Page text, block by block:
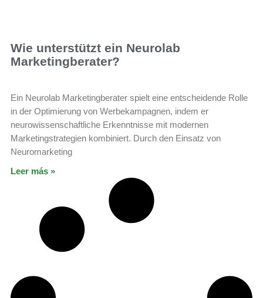
Wie unterstützt ein Neurolab
Marketingberater?
Ein Neurolab Marketingberater spielt eine entscheidende Rolle
in der Optimierung von Werbekampagnen, indem er
neurowissenschaftliche Erkenntnisse mit modernen
Marketingstrategien kombiniert. Durch den Einsatz von
Neuromarketing
Leer más »